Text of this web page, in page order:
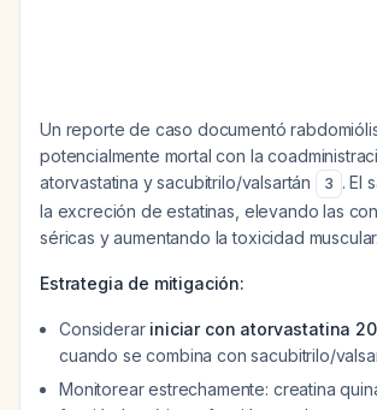
Un reporte de caso documentó
potencialmente mortal con la
atorvastatina y sacubitrilo/valsartán
3 . El
la excreción de estatinas, elevando las
séricas y aumentando la toxicidad muscular.
Estrategia de mitigación:
Considerar iniciar con atorvastatina
cuando se combina con sacubitrilo/
Monitorear estrechamente: creatina